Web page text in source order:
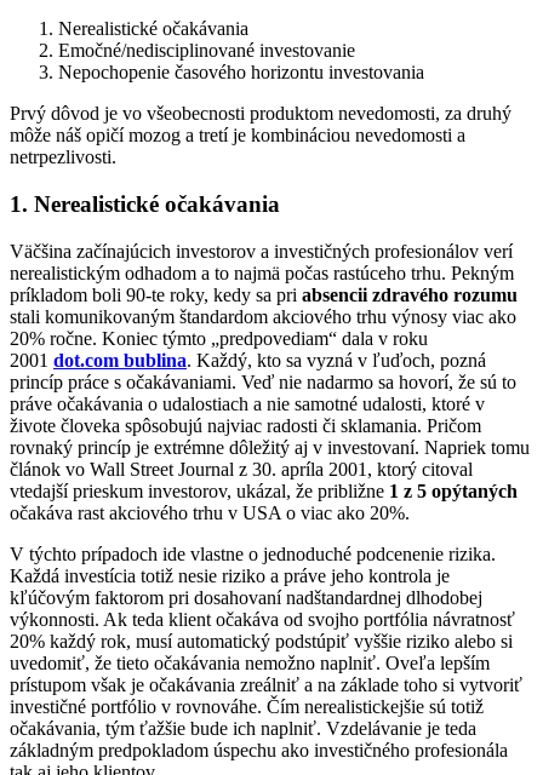
Nerealistické očakávania
Emočné/nedisciplinované investovanie
Nepochopenie časového horizontu investovania
Prvý dôvod je vo všeobecnosti produktom nevedomosti, za druhý
môže náš opičí mozog a tretí je kombináciou nevedomosti a
netrpezlivosti.
1. Nerealistické očakávania
Väčšina začínajúcich investorov a investičných profesionálov verí
nerealistickým odhadom a to najmä počas rastúceho trhu. Pekným
príkladom boli 90-te roky, kedy sa pri absencii zdravého rozumu
stali komunikovaným štandardom akciového trhu výnosy viac ako
20% ročne. Koniec týmto „predpovediam“ dala v roku
2001 dot.com bublina. Každý, kto sa vyzná v ľuďoch, pozná
princíp práce s očakávaniami. Veď nie nadarmo sa hovorí, že sú to
práve očakávania o udalostiach a nie samotné udalosti, ktoré v
živote človeka spôsobujú najviac radosti či sklamania. Pričom
rovnaký princíp je extrémne dôležitý aj v investovaní. Napriek tomu
článok vo Wall Street Journal z 30. apríla 2001, ktorý citoval
vtedajší prieskum investorov, ukázal, že približne 1 z 5 opýtaných
očakáva rast akciového trhu v USA o viac ako 20%.
V týchto prípadoch ide vlastne o jednoduché podcenenie rizika.
Každá investícia totiž nesie riziko a práve jeho kontrola je
kľúčovým faktorom pri dosahovaní nadštandardnej dlhodobej
výkonnosti. Ak teda klient očakáva od svojho portfólia návratnosť
20% každý rok, musí automatický podstúpiť vyššie riziko alebo si
uvedomiť, že tieto očakávania nemožno naplniť. Oveľa lepším
prístupom však je očakávania zreálniť a na základe toho si vytvoriť
investičné portfólio v rovnováhe. Čím nerealistickejšie sú totiž
očakávania, tým ťažšie bude ich naplniť. Vzdelávanie je teda
základným predpokladom úspechu ako investičného profesionála